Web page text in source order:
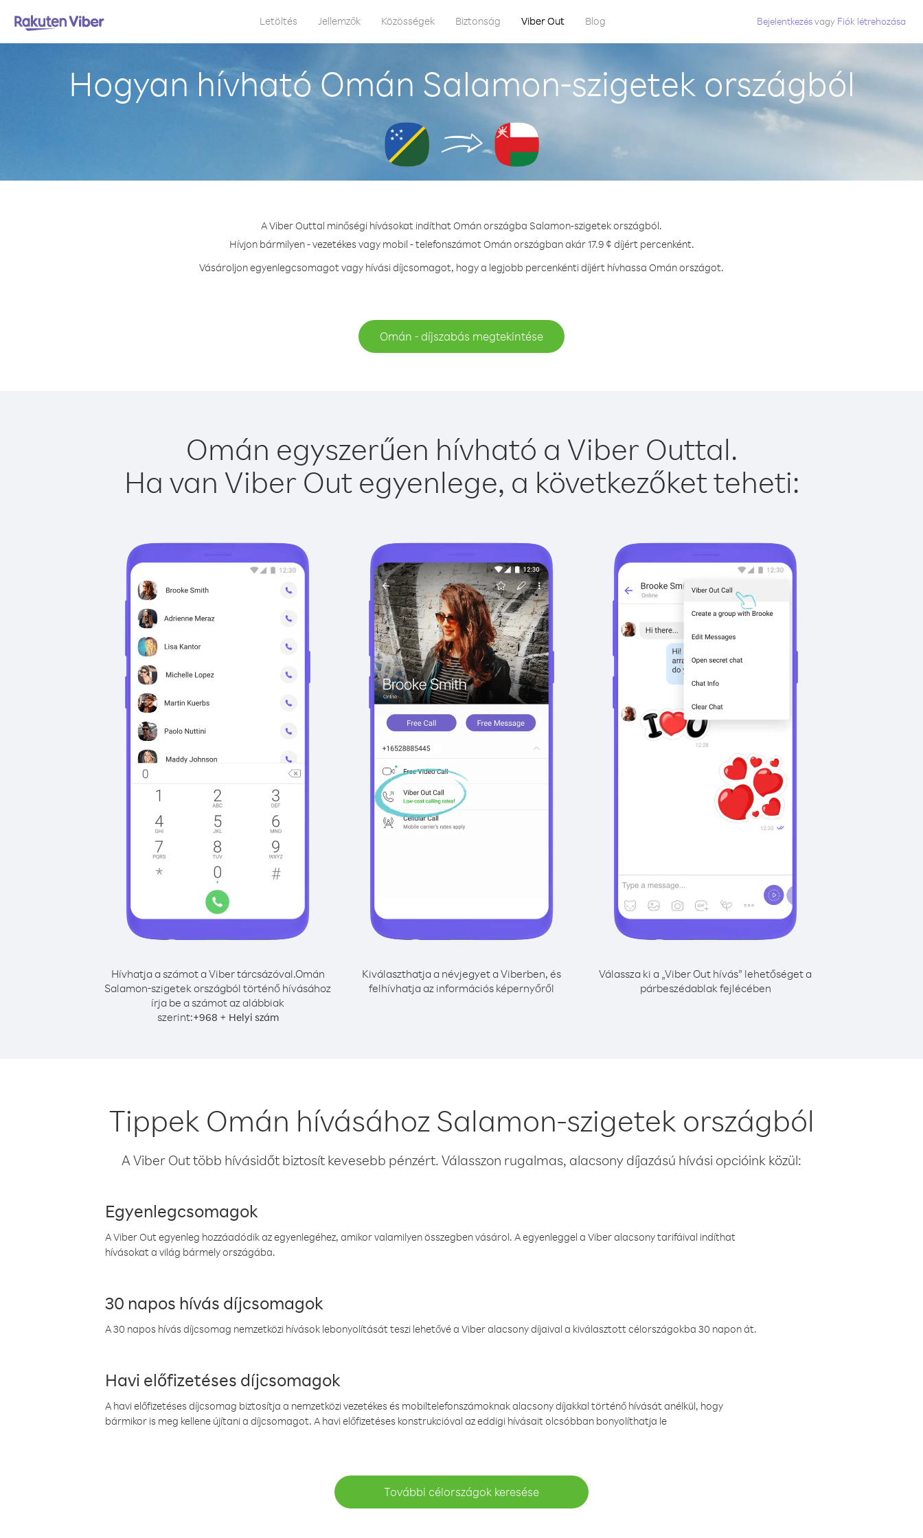
Letöltés Jellemzők Közösségek Biztonság Viber Out Blog Bejelentkezésvagy Fiók létrehozása
Hogyan hívható Omán Salamon-szigetek országból
A Viber Outtal minőségi hívásokat indíthat Omán országba Salamon-szigetek országból.
Hívjon bármilyen - vezetékes vagy mobil - telefonszámot Omán országban akár 17.9 ¢ díjért percenként.
Vásároljon egyenlegcsomagot vagy hívási díjcsomagot, hogy a legjobb percenkénti díjért hívhassa Omán országot.
Omán - díjszabás megtekintése
Omán egyszerűen hívható a Viber Outtal.
Ha van Viber Out egyenlege, a következőket teheti:
Hívhatja a számot a Viber tárcsázóval.Omán
Salamon-szigetek országból történő hívásához
írja be a számot az alábbiak
szerint:+968 + Helyi szám
Kiválaszthatja a névjegyet a Viberben, és
felhívhatja az információs képernyőről
Válassza ki a „Viber Out hívás” lehetőséget a
párbeszédablak fejlécében
Tippek Omán hívásához Salamon-szigetek országból
A Viber Out több hívásidőt biztosít kevesebb pénzért. Válasszon rugalmas, alacsony díjazású hívási opcióink közül:
Egyenlegcsomagok
A Viber Out egyenleg hozzáadódik az egyenlegéhez, amikor valamilyen összegben vásárol. A egyenleggel a Viber alacsony tarifáival indíthat
hívásokat a világ bármely országába.
30 napos hívás díjcsomagok
A 30 napos hívás díjcsomag nemzetközi hívások lebonyolítását teszi lehetővé a Viber alacsony díjaival a kiválasztott célországokba 30 napon át.
Havi előfizetéses díjcsomagok
A havi előfizetéses díjcsomag biztosítja a nemzetközi vezetékes és mobiltelefonszámoknak alacsony díjakkal történő hívását anélkül, hogy
bármikor is meg kellene újítani a díjcsomagot. A havi előfizetéses konstrukcióval az eddigi hívásait olcsóbban bonyolíthatja le
További célországok keresése